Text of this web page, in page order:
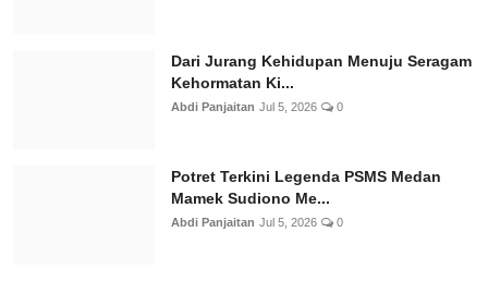
Dari Jurang Kehidupan Menuju Seragam
Kehormatan Ki...
Abdi Panjaitan Jul 5, 2026 0
Potret Terkini Legenda PSMS Medan
Mamek Sudiono Me...
Abdi Panjaitan Jul 5, 2026 0